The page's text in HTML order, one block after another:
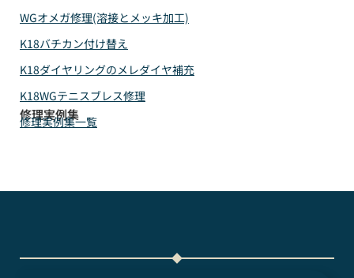
WGオメガ修理(溶接とメッキ加工)
K18バチカン付け替え
K18ダイヤリングのメレダイヤ補充
K18WGテニスブレス修理
修理実例集
修理実例集一覧